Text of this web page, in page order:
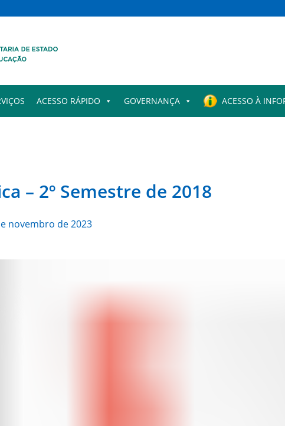
ACESSO RÁPIDO GOVERNANÇA ACESSO À
– 2º Semestre de 2018
novembro de 2023